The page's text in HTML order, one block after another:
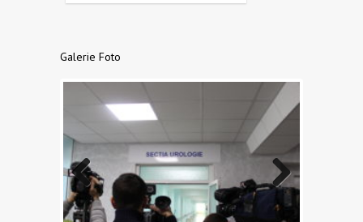
Galerie Foto
Previo
us
Next